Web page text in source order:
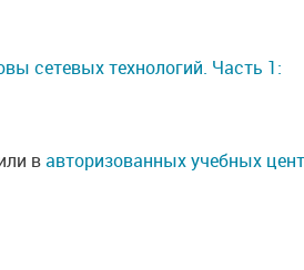
сетевых технологий. Часть 1:
вавторизованных учебных